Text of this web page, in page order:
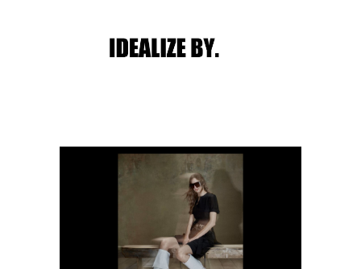
Post navigation